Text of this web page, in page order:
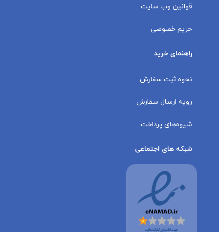
قوانین وب سایت
حریم خصوصی
راهنمای خرید
نحوه ثبت سفارش
رویه ارسال سفارش
شیوه‌های پرداخت
شبکه های اجتماعی